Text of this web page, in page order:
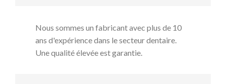
Nous sommes un fabricant avec plus de 10
ans d'expérience dans le secteur dentaire.
Une qualité élevée est garantie.